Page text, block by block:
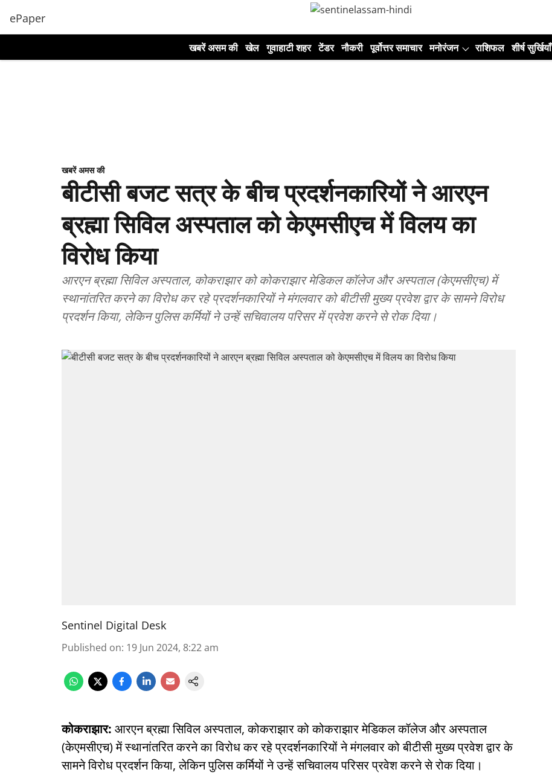
ePaper
खबरें असम की खेल गुवाहाटी शहर टेंडर नौकरी पूर्वोत्तर समाचार मनोरंजन राशिफल शीर्ष सुर्खियाँ
खबरें अमस की
बीटीसी बजट सत्र के बीच प्रदर्शनकारियों ने आरएन
ब्रह्मा सिविल अस्पताल को केएमसीएच में विलय का
विरोध किया
आरएन ब्रह्मा सिविल अस्पताल, कोकराझार को कोकराझार मेडिकल कॉलेज और अस्पताल (केएमसीएच) में
स्थानांतरित करने का विरोध कर रहे प्रदर्शनकारियों ने मंगलवार को बीटीसी मुख्य प्रवेश द्वार के सामने विरोध
प्रदर्शन किया, लेकिन पुलिस कर्मियों ने उन्हें सचिवालय परिसर में प्रवेश करने से रोक दिया।
Sentinel Digital Desk
Published on: 19 Jun 2024, 8:22 am
कोकराझार: आरएन ब्रह्मा सिविल अस्पताल, कोकराझार को कोकराझार मेडिकल कॉलेज और अस्पताल
(केएमसीएच) में स्थानांतरित करने का विरोध कर रहे प्रदर्शनकारियों ने मंगलवार को बीटीसी मुख्य प्रवेश द्वार के
सामने विरोध प्रदर्शन किया, लेकिन पुलिस कर्मियों ने उन्हें सचिवालय परिसर प्रवेश करने से रोक दिया।